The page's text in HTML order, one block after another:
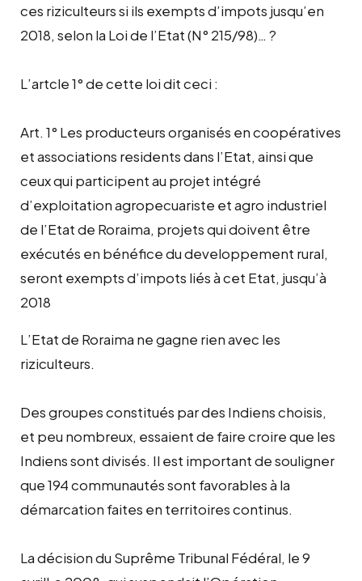
ces riziculteurs si ils exempts d’impots jusqu’en
2018, selon la Loi de l’Etat (N° 215/98)… ?
L’artcle 1° de cette loi dit ceci :
Art. 1° Les producteurs organisés en coopératives
et associations residents dans l’Etat, ainsi que
ceux qui participent au projet intégré
d’exploitation agropecuariste et agro industriel
de l’Etat de Roraima, projets qui doivent être
exécutés en bénéfice du developpement rural,
seront exempts d’impots liés à cet Etat, jusqu’à
2018
L’Etat de Roraima ne gagne rien avec les
riziculteurs.
Des groupes constitués par des Indiens choisis,
et peu nombreux, essaient de faire croire que les
Indiens sont divisés. Il est important de souligner
que 194 communautés sont favorables à la
démarcation faites en territoires continus.
La décision du Suprême Tribunal Fédéral, le 9